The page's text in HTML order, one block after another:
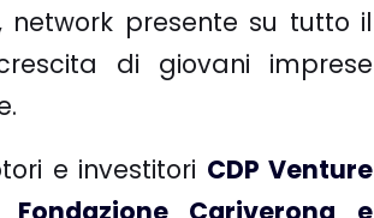
network presente su tutto il
di giovani imprese
e investitori CDP Venture